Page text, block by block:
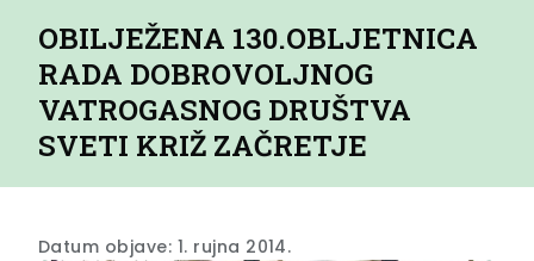
OBILJEŽENA 130.OBLJETNICA
RADA DOBROVOLJNOG
VATROGASNOG DRUŠTVA
SVETI KRIŽ ZAČRETJE
Datum objave: 1. rujna 2014.